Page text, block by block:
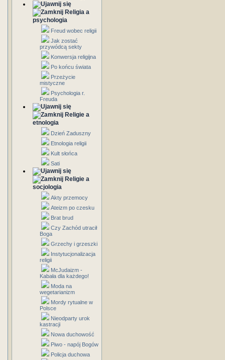
Religia a
psychologia
Freud wobec religii
Jak zostać
przywódcą sekty
Konwersja religijna
Po końcu świata
Przeżycie
mistyczne
Psychologia r.
Freuda
Religie a
etnologia
Dzień Zaduszny
Etnologia religii
Kult słońca
Sati
Religie a
socjologia
Akty przemocy
Ateizm po czesku
Brat brud
Czy Zachód utracił
Boga
Grzechy i grzeszki
Instytucjonalizacja
religii
McJudaizm -
Kabała dla każdego!
Moda na
wegetarianizm
Mordy rytualne w
Polsce
Nieodparty urok
kastracji
Nowa duchowość
Piwo - napój Bogów
Policja duchowa